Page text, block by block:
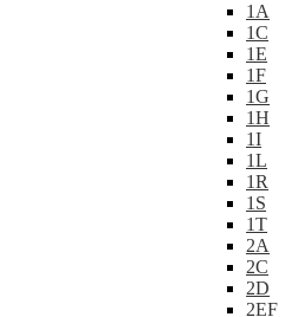
1A
1C
1E
1F
1G
1H
1I
1L
1R
1S
1T
2A
2C
2D
2EF